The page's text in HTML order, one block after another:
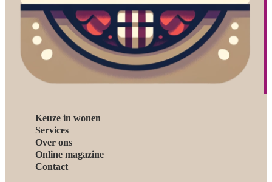
Keuze in wonen
Services
Over ons
Online magazine
Contact